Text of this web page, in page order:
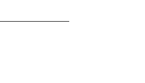
{' '}
dem